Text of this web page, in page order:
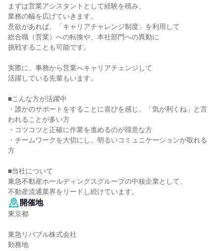
まずは営業アシスタントとして経験を積み、
業務の幅を広げていきます。
意欲があれば、「キャリアチャレンジ制度」を利用して
総合職（営業）への転換や、本社部門への異動に
挑戦することも可能です。
実際に、事務から営業へキャリアチェンジして
活躍している先輩もいます。
■こんな方が活躍中
・誰かのサポートをすることに喜びを感じ、「気が利くね」と言
われることが多い方
・コツコツと正確に作業を進めるのが得意な方
・チームワークを大切にし、明るいコミュニケーションが取れる
方
■当社について
東急不動産ホールディングスグループの中核企業として、
不動産流通業界をリードし続けています。
開催地
東京都
東急リバブル株式会社
勤務地